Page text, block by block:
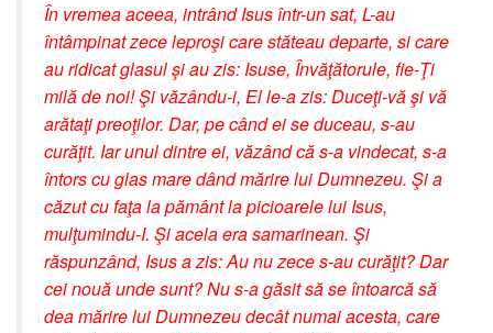
În vremea aceea, intrând Isus într-un sat, L-au
întâmpinat zece leproşi care stăteau departe, si care
au ridicat glasul şi au zis: Isuse, Învăţătorule, fie-Ţi
milă de noi! Şi văzându-i, El le-a zis: Duceţi-vă şi vă
arătaţi preoţilor. Dar, pe când ei se duceau, s-au
curăţit. Iar unul dintre ei, văzând că s-a vindecat, s-a
întors cu glas mare dând mărire lui Dumnezeu. Şi a
căzut cu faţa la pământ la picioarele lui Isus,
mulţumindu-I. Şi acela era samarinean. Şi
răspunzând, Isus a zis: Au nu zece s-au curăţit? Dar
cei nouă unde sunt? Nu s-a găsit să se întoarcă să
dea mărire lui Dumnezeu decât numai acesta, care